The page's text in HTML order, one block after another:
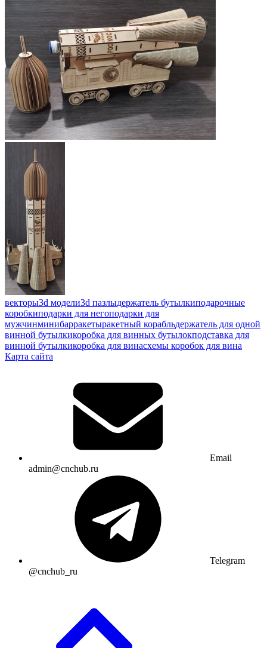
векторы3d модели3d пазлыдержатель бутылкиподарочные
коробкиподарки для негоподарки для
мужчинминибарракетыракетный корабльдержатель для одной
винной бутылкикоробка для винных бутылокподставка для
винной бутылкикоробка для винасхемы коробок для вина
Карта сайта
Email
admin@cnchub.ru
Telegram
@cnchub_ru